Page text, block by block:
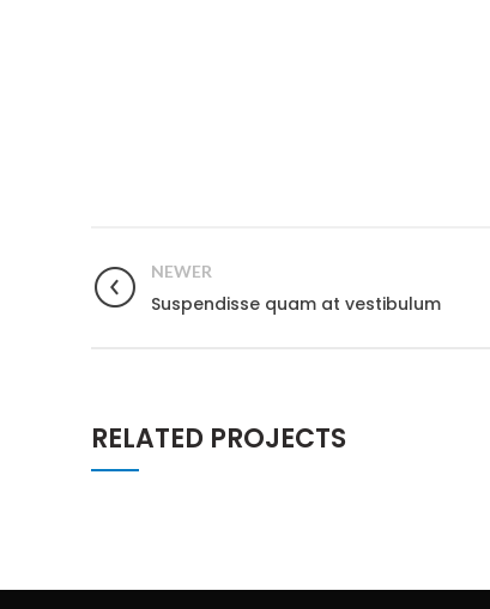
NEWER
Suspendisse quam at vestibulum
RELATED PROJECTS